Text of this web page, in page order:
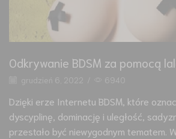
Odkrywanie BDSM za pomocą
grudzień 6, 2022 6940
Dzięki erze Internetu BDSM, które
dyscyplinę, dominację i uległość,
przestało być niewygodnym tematem.